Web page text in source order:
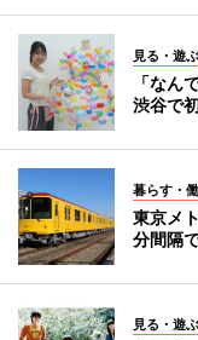
見る・遊ぶ
「なん
渋谷で
暮らす・
東京メ
分間隔
見る・遊ぶ